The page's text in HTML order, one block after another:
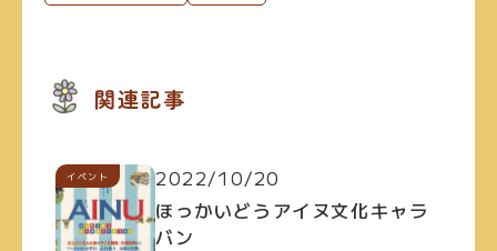
関連記事
イベント
2022/10/20
ほっかいどうアイヌ文化キャラ
バン